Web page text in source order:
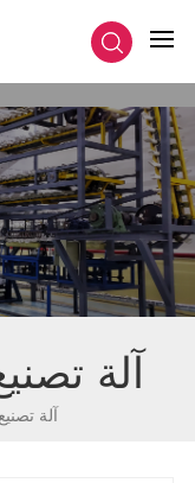
آلة
آلة